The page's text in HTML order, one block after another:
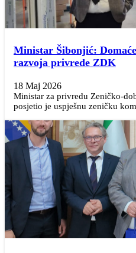
Ministar Šibonjić:
razvoja privrede ZDK
18 Maj 2026
Ministar za privredu Zeničko-
posjetio je uspješnu zeničku